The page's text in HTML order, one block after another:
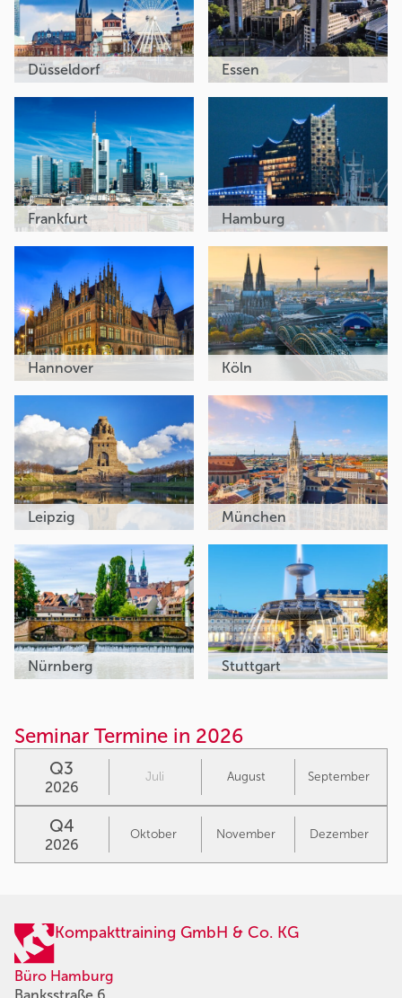
Düsseldorf Essen
Frankfurt Hamburg
Hannover Köln
Leipzig München
Nürnberg Stuttgart
Seminar Termine in 2026
Q3
2026
Juli August September
Q4
2026
Oktober November Dezember
Kompakttraining GmbH & Co. KG
Büro Hamburg